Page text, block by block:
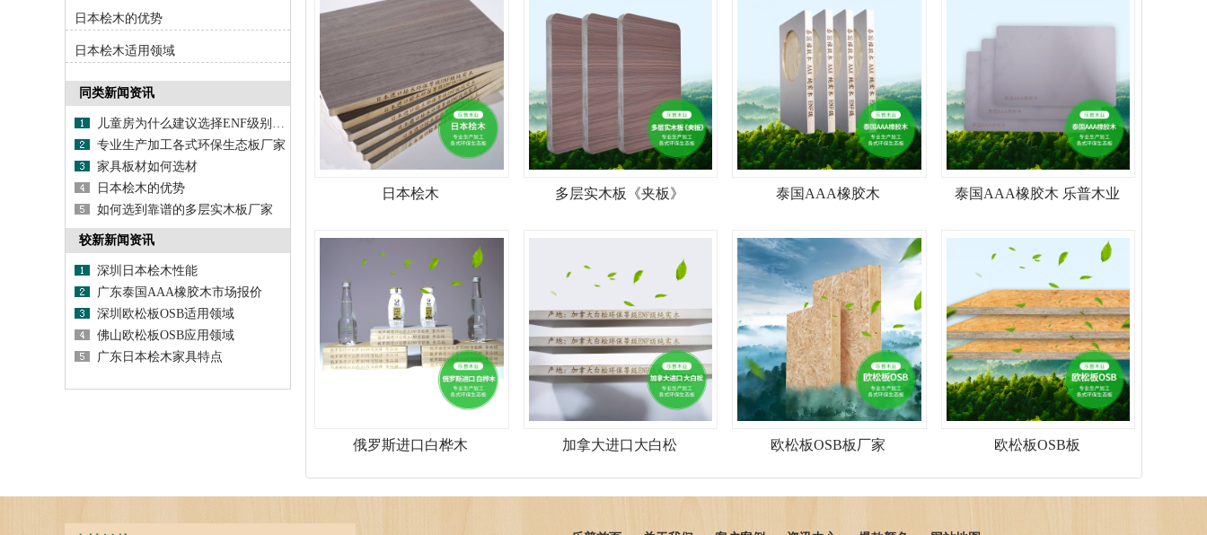
日本桧木 多层实木板《夹板》 泰国AAA橡胶木 泰国AAA橡胶木 乐普木业
俄罗斯进口白桦木 加拿大进口大白松 欧松板OSB板厂家 欧松板OSB板
日本桧木的优势
日本桧木适用领域
同类新闻资讯
儿童房为什么建议选择ENF级别板材
专业生产加工各式环保生态板厂家
家具板材如何选材
日本桧木的优势
如何选到靠谱的多层实木板厂家
较新新闻资讯
深圳日本桧木性能
广东泰国AAA橡胶木市场报价
深圳欧松板OSB适用领域
佛山欧松板OSB应用领域
广东日本桧木家具特点